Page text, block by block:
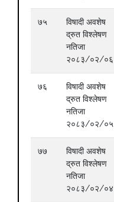
७५
विषादी अवशेष
द्रुत विश्लेषण
नतिजा
२०८३/०२/०६
७६
विषादी अवशेष
द्रुत विश्लेषण
नतिजा
२०८३/०२/०५
७७
विषादी अवशेष
द्रुत विश्लेषण
नतिजा
२०८३/०२/०४